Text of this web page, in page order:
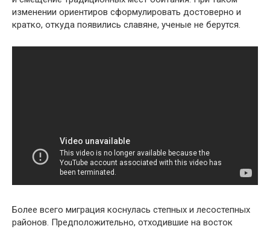
изменении ориентиров сформулировать достоверно и
кратко, откуда появились славяне, ученые не берутся.
Более всего миграция коснулась степных и лесостепных
районов. Предположительно, отходившие на восток